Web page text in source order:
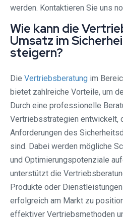
werden. Kontaktieren Sie uns
Wie kann die
Umsatz im
steigern?
Die Vertriebsberatung im
bietet zahlreiche Vorteile, um
Durch eine professionelle
Vertriebsstrategien entwickelt,
Anforderungen des
sind. Dabei werden mögliche
und Optimierungspotenziale
unterstützt die
Produkte oder
erfolgreich am Markt zu
effektiver Vertriebsmethoden